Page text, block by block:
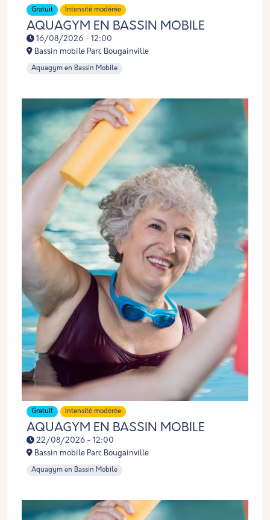
Gratuit Intensité modérée
AQUAGYM EN BASSIN MOBILE
16/08/2026 - 12:00
Bassin mobile Parc Bougainville
Aquagym en Bassin Mobile
Gratuit Intensité modérée
AQUAGYM EN BASSIN MOBILE
22/08/2026 - 12:00
Bassin mobile Parc Bougainville
Aquagym en Bassin Mobile